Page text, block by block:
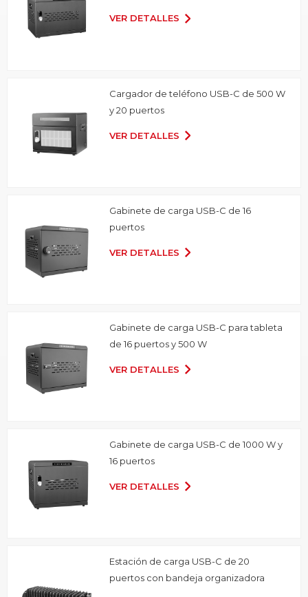
VER DETALLES
Cargador de teléfono USB-C de 500 W
y 20 puertos
VER DETALLES
Gabinete de carga USB-C de 16
puertos
VER DETALLES
Gabinete de carga USB-C para tableta
de 16 puertos y 500 W
VER DETALLES
Gabinete de carga USB-C de 1000 W y
16 puertos
VER DETALLES
Estación de carga USB-C de 20
puertos con bandeja organizadora